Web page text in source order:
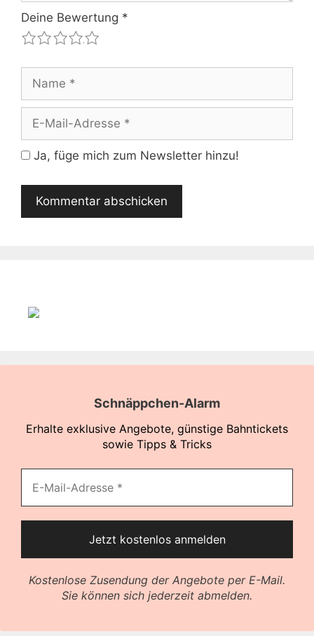
Deine Bewertung *
4
3
2
1
Name
Adresse
Ja, füge mich zum Newsletter hinzu!
Schnäppchen-Alarm
Erhalte exklusive Angebote, günstige Bahntickets
sowie Tipps & Tricks
Kostenlose Zusendung der Angebote per E-Mail.
Sie können sich jederzeit abmelden.